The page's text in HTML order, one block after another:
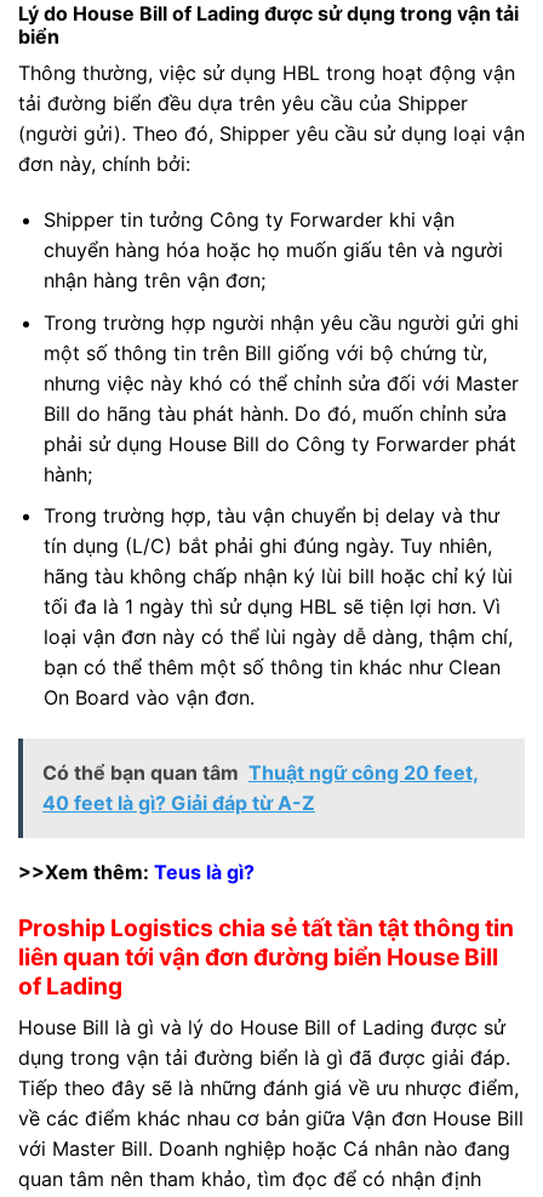
Lý do House Bill of Lading được sử dụng trong vận tải
biển
Thông thường, việc sử dụng HBL trong hoạt động vận
tải đường biển đều dựa trên yêu cầu của Shipper
(người gửi). Theo đó, Shipper yêu cầu sử dụng loại vận
đơn này, chính bởi:
Shipper tin tưởng Công ty Forwarder khi vận
chuyển hàng hóa hoặc họ muốn giấu tên và người
nhận hàng trên vận đơn;
Trong trường hợp người nhận yêu cầu người gửi ghi
một số thông tin trên Bill giống với bộ chứng từ,
nhưng việc này khó có thể chỉnh sửa đối với Master
Bill do hãng tàu phát hành. Do đó, muốn chỉnh sửa
phải sử dụng House Bill do Công ty Forwarder phát
hành;
Trong trường hợp, tàu vận chuyển bị delay và thư
tín dụng (L/C) bắt phải ghi đúng ngày. Tuy nhiên,
hãng tàu không chấp nhận ký lùi bill hoặc chỉ ký lùi
tối đa là 1 ngày thì sử dụng HBL sẽ tiện lợi hơn. Vì
loại vận đơn này có thể lùi ngày dễ dàng, thậm chí,
bạn có thể thêm một số thông tin khác như Clean
On Board vào vận đơn.
Có thể bạn quan tâm Thuật ngữ công 20 feet,
40 feet là gì? Giải đáp từ A-Z
>>Xem thêm: Teus là gì?
Proship Logistics chia sẻ tất tần tật thông tin
liên quan tới vận đơn đường biển House Bill
of Lading
House Bill là gì và lý do House Bill of Lading được sử
dụng trong vận tải đường biển là gì đã được giải đáp.
Tiếp theo đây sẽ là những đánh giá về ưu nhược điểm,
về các điểm khác nhau cơ bản giữa Vận đơn House Bill
với Master Bill. Doanh nghiệp hoặc Cá nhân nào đang
quan tâm nên tham khảo, tìm đọc để có nhận định